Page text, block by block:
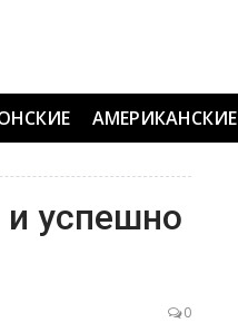
АМЕРИКАНСКИЕ
и успешно
0